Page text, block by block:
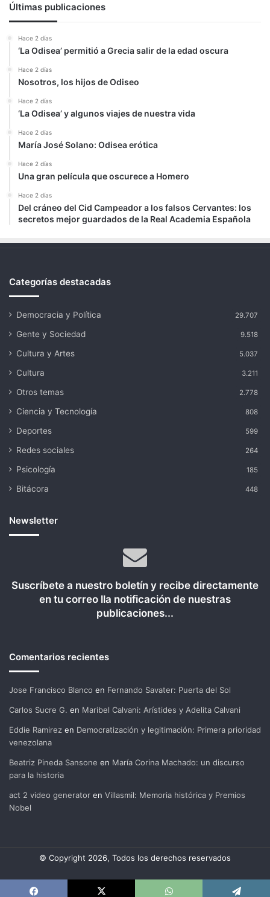
Últimas publicaciones
Hace 2 días
‘La Odisea’ permitió a Grecia salir de la edad oscura
Hace 2 días
Nosotros, los hijos de Odiseo
Hace 2 días
‘La Odisea’ y algunos viajes de nuestra vida
Hace 2 días
María José Solano: Odisea erótica
Hace 2 días
Una gran película que oscurece a Homero
Hace 2 días
Del cráneo del Cid Campeador a los falsos Cervantes: los
secretos mejor guardados de la Real Academia Española
Categorías destacadas
Democracia y Política 29.707
Gente y Sociedad 9.518
Cultura y Artes 5.037
Cultura 3.211
Otros temas 2.778
Ciencia y Tecnología 808
Deportes 599
Redes sociales 264
Psicología 185
Bitácora 448
Newsletter
Suscríbete a nuestro boletín y recibe directamente
en tu correo lla notificación de nuestras
publicaciones...
Comentarios recientes
Jose Francisco Blanco en Fernando Savater: Puerta del Sol
Carlos Sucre G. en Maribel Calvani: Arístides y Adelita Calvani
Eddie Ramirez en Democratización y legitimación: Primera prioridad
venezolana
Beatriz Pineda Sansone en María Corina Machado: un discurso
para la historia
act 2 video generator en Villasmil: Memoria histórica y Premios
Nobel
© Copyright 2026, Todos los derechos reservados